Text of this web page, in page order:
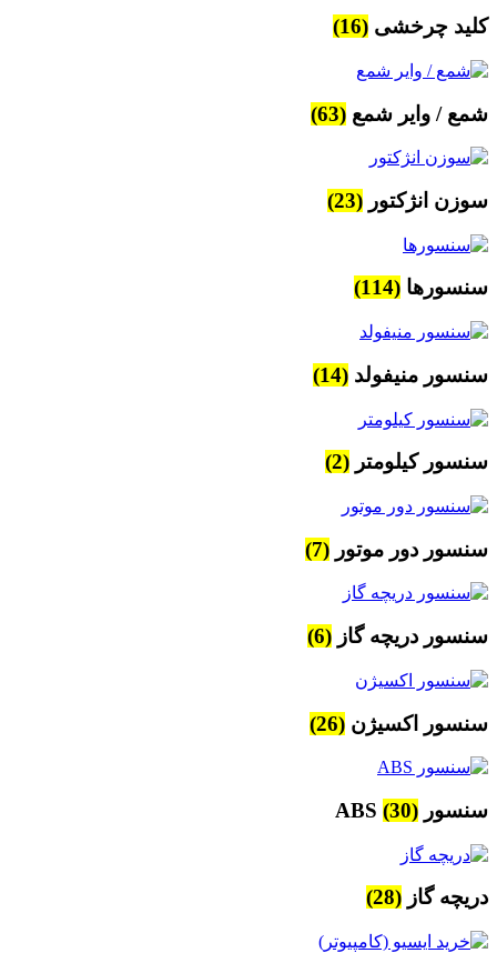
کلید چرخشی (16)
شمع / وایر شمع (63)
سوزن انژکتور (23)
سنسورها (114)
سنسور منیفولد (14)
سنسور کیلومتر (2)
سنسور دور موتور (7)
سنسور دریچه گاز (6)
سنسور اکسیژن (26)
سنسور ABS (30)
دریچه گاز (28)